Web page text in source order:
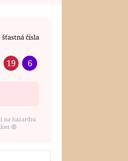
šťastná čísla
19 6
na hazardní
⑱